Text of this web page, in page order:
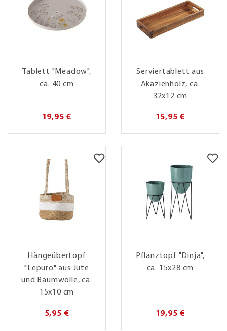
Tablett "Meadow",
ca. 40 cm
19,95 €
Serviertablett aus
Akazienholz, ca.
32x12 cm
15,95 €
Hängeübertopf
"Lepuro" aus Jute
und Baumwolle, ca.
15x10 cm
5,95 €
Pflanztopf "Dinja",
ca. 15x28 cm
19,95 €